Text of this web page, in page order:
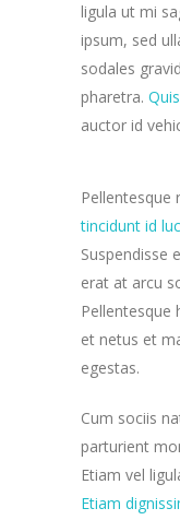
ligula ut mi
ipsum, sed
sodales
pharetra.
auctor id
Pellentesque
tincidunt id
Suspendisse
erat at arcu
Pellentesque
et netus et
egestas.
Cum sociis
parturient
Etiam vel
Etiam